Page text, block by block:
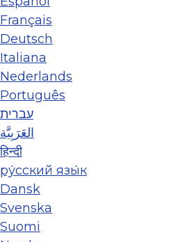
Français
Deutsch
Italiana
Nederlands
Português
עברית
العَرَبِيَّة
हिन्दी
ру́сский язы́к
Dansk
Svenska
Suomi